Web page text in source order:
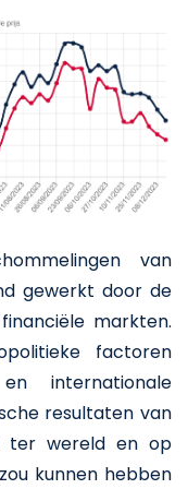
van
gewerkt door de
markten.
factoren
en internationale
resultaten van
ter wereld en op
kunnen hebben